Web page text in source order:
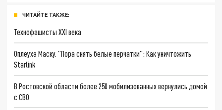
ЧИТАЙТЕ ТАКЖЕ:
Технофашисты XXI века
Оплеуха Маску. "Пора снять белые перчатки": Как уничтожить
Starlink
В Ростовской области более 250 мобилизованных вернулись домой
с СВО